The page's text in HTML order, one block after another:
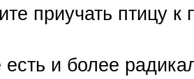
приучать птицу
и более